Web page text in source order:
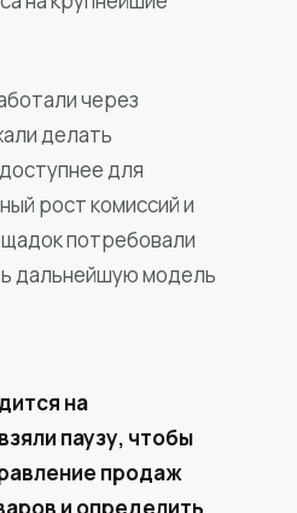
через
делать
для
рост комиссий и
потребовали
дальнейшую модель
на
паузу, чтобы
продаж